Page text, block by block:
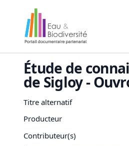
Étude de
de Sigloy -
Titre alternatif
Producteur
Contributeur(s)